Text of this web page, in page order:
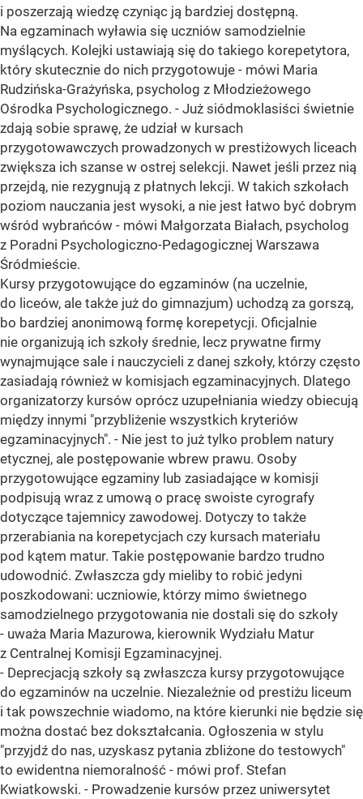
i poszerzają wiedzę czyniąc ją bardziej dostępną.
Na egzaminach wyławia się uczniów samodzielnie
myślących. Kolejki ustawiają się do takiego korepetytora,
który skutecznie do nich przygotowuje - mówi Maria
Rudzińska-Grażyńska, psycholog z Młodzieżowego
Ośrodka Psychologicznego. - Już siódmoklasiści świetnie
zdają sobie sprawę, że udział w kursach
przygotowawczych prowadzonych w prestiżowych liceach
zwiększa ich szanse w ostrej selekcji. Nawet jeśli przez nią
przejdą, nie rezygnują z płatnych lekcji. W takich szkołach
poziom nauczania jest wysoki, a nie jest łatwo być dobrym
wśród wybrańców - mówi Małgorzata Białach, psycholog
z Poradni Psychologiczno-Pedagogicznej Warszawa
Śródmieście.
Kursy przygotowujące do egzaminów (na uczelnie,
do liceów, ale także już do gimnazjum) uchodzą za gorszą,
bo bardziej anonimową formę korepetycji. Oficjalnie
nie organizują ich szkoły średnie, lecz prywatne firmy
wynajmujące sale i nauczycieli z danej szkoły, którzy często
zasiadają również w komisjach egzaminacyjnych. Dlatego
organizatorzy kursów oprócz uzupełniania wiedzy obiecują
między innymi "przybliżenie wszystkich kryteriów
egzaminacyjnych". - Nie jest to już tylko problem natury
etycznej, ale postępowanie wbrew prawu. Osoby
przygotowujące egzaminy lub zasiadające w komisji
podpisują wraz z umową o pracę swoiste cyrografy
dotyczące tajemnicy zawodowej. Dotyczy to także
przerabiania na korepetycjach czy kursach materiału
pod kątem matur. Takie postępowanie bardzo trudno
udowodnić. Zwłaszcza gdy mieliby to robić jedyni
poszkodowani: uczniowie, którzy mimo świetnego
samodzielnego przygotowania nie dostali się do szkoły
- uważa Maria Mazurowa, kierownik Wydziału Matur
z Centralnej Komisji Egzaminacyjnej.
- Deprecjacją szkoły są zwłaszcza kursy przygotowujące
do egzaminów na uczelnie. Niezależnie od prestiżu liceum
i tak powszechnie wiadomo, na które kierunki nie będzie się
można dostać bez dokształcania. Ogłoszenia w stylu
"przyjdź do nas, uzyskasz pytania zbliżone do testowych"
to ewidentna niemoralność - mówi prof. Stefan
Kwiatkowski. - Prowadzenie kursów przez uniwersytet